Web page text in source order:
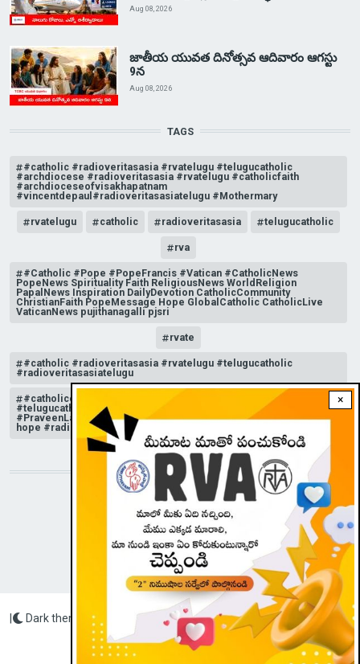
×
Aug 08, 2026
జాతీయ యువత దినోత్సవ ఆదివారం ఆగస్టు
9న
Aug 08, 2026
TAGS
#catholic #radioveritasasia #rvatelugu #telugucatholic
#archdiocese #radioveritasasia #rvatelugu #catholicfaith
#archdioceseofvisakhapatnam
#vincentdepaul#radioveritasasiatelugu #Mothermary
rvatelugu catholic radioveritasasia telugucatholic
rva
#Catholic #Pope #PopeFrancis #Vatican #CatholicNews
PopeNews Spirituality Faith ReligiousNews WorldReligion
PapalNews Inspiration DailyDevotion CatholicCommunity
ChristianFaith PopeMessage Hope GlobalCatholic CatholicLive
VaticanNews pujithanagalli pjsri
rvate
#catholic #radioveritasasia #rvatelugu #telugucatholic
#radioveritasasiatelugu
#catholicchurchnews #catholictelugu #telugucatholic
#telugucatholicchurch #radioveritasasia #rvatelugu
#PraveenLakkisetti #reflection #advent #christmas #messageof
hope #radioveritas #rvatelugu #viral #insta
STAY CONNECTED WITH US!
Radio Veritas Asia © 2023
Dark theme